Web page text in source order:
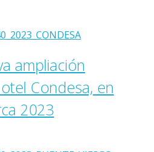
ampliación
Condesa, en
2023